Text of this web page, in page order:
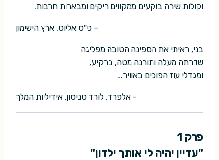
וקולות שירה בוקעים ממקווים ריקים ומבארות חרבות.
– ט"ס אליוט, ארץ הישימון
בני, ראיתי את הספינה הטובה מפליגה
שדרתה מעלה ותורנה מטה, ברקיע,
ומגדלי עוז הפוכים באוויר…
– אלפרד, לורד טניסון, אידיליות המלך
פרק 1
"עדיין יהיה לי אותך ילדון"